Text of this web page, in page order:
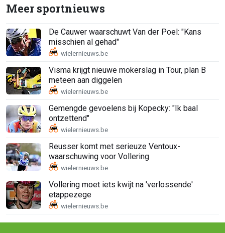
Meer sportnieuws
De Cauwer waarschuwt Van der Poel: "Kans
misschien al gehad"
Visma krijgt nieuwe mokerslag in Tour, plan B
meteen aan diggelen
Gemengde gevoelens bij Kopecky: "Ik baal
ontzettend"
Reusser komt met serieuze Ventoux-
waarschuwing voor Vollering
Vollering moet iets kwijt na 'verlossende'
etappezege